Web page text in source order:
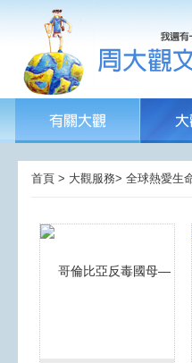
首頁 > 大觀服務> 全球熱愛生